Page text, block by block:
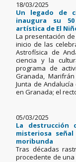
18/03/2025
Un legado de
inaugura su
artística de El
La presentación
inicio de las
Astrofísica de
ciencia y la
programa de
Granada,
Junta de
en Granada; el
05/03/2025
La destrucción
misteriosa
moribunda
Tras décadas
procedente de